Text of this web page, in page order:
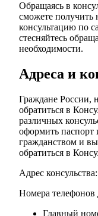
Обращаясь в
сможете
консультацию по
стесняйтесь
необходимости.
Адреса и
Граждане России,
обратиться в
различных
оформить паспорт
гражданством и
обратиться в
Адрес
Номера телефонов
Главный